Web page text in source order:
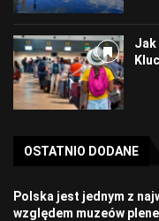
Jak
OSTATNIO DODANE
Polska jest jednym z
względem muzeów